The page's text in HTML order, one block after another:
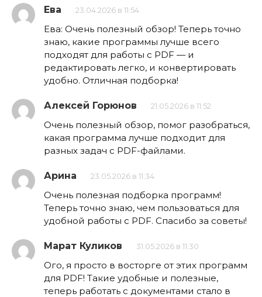
Ева 23.04.2026 в 11:54
Ева: Очень полезный обзор! Теперь точно
знаю, какие программы лучше всего
подходят для работы с PDF — и
редактировать легко, и конвертировать
удобно. Отличная подборка!
Алексей Горюнов 21.05.2026 в 11:52
Очень полезный обзор, помог разобраться,
какая программа лучше подходит для
разных задач с PDF-файлами.
Арина 23.05.2026 в 11:34
Очень полезная подборка программ!
Теперь точно знаю, чем пользоваться для
удобной работы с PDF. Спасибо за советы!
Марат Куликов 31.05.2026 в 11:30
Ого, я просто в восторге от этих программ
для PDF! Такие удобные и полезные,
теперь работать с документами стало в